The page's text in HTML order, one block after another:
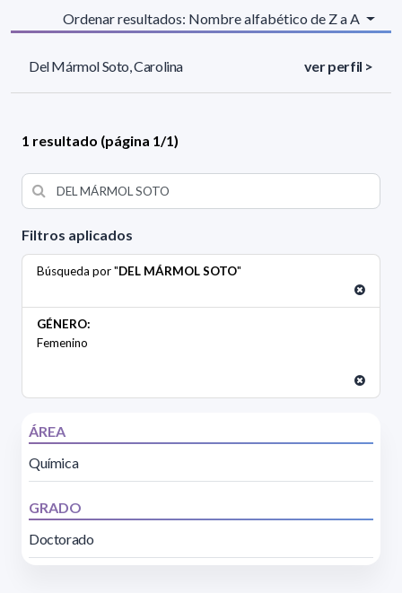
Filtros aplicados
Búsqueda por "DEL MÁRMOL SOTO"
GÉNERO:
Femenino
ÁREA
Química
GRADO
Doctorado
Ordenar resultados: Nombre alfabético de Z a A
Del Mármol Soto, Carolina ver perfil >
1 resultado (página 1/1)